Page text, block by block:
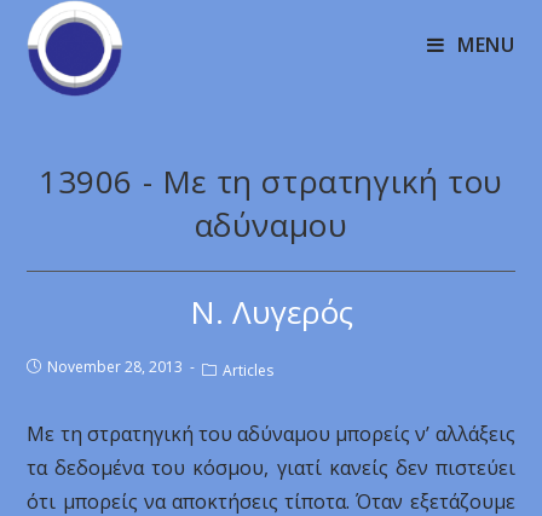
MENU
13906 - Με τη στρατηγική του
αδύναμου
Ν. Λυγερός
November 28, 2013 Articles
Με τη στρατηγική του αδύναμου μπορείς ν’ αλλάξεις
τα δεδομένα του κόσμου, γιατί κανείς δεν πιστεύει
ότι μπορείς να αποκτήσεις τίποτα. Όταν εξετάζουμε